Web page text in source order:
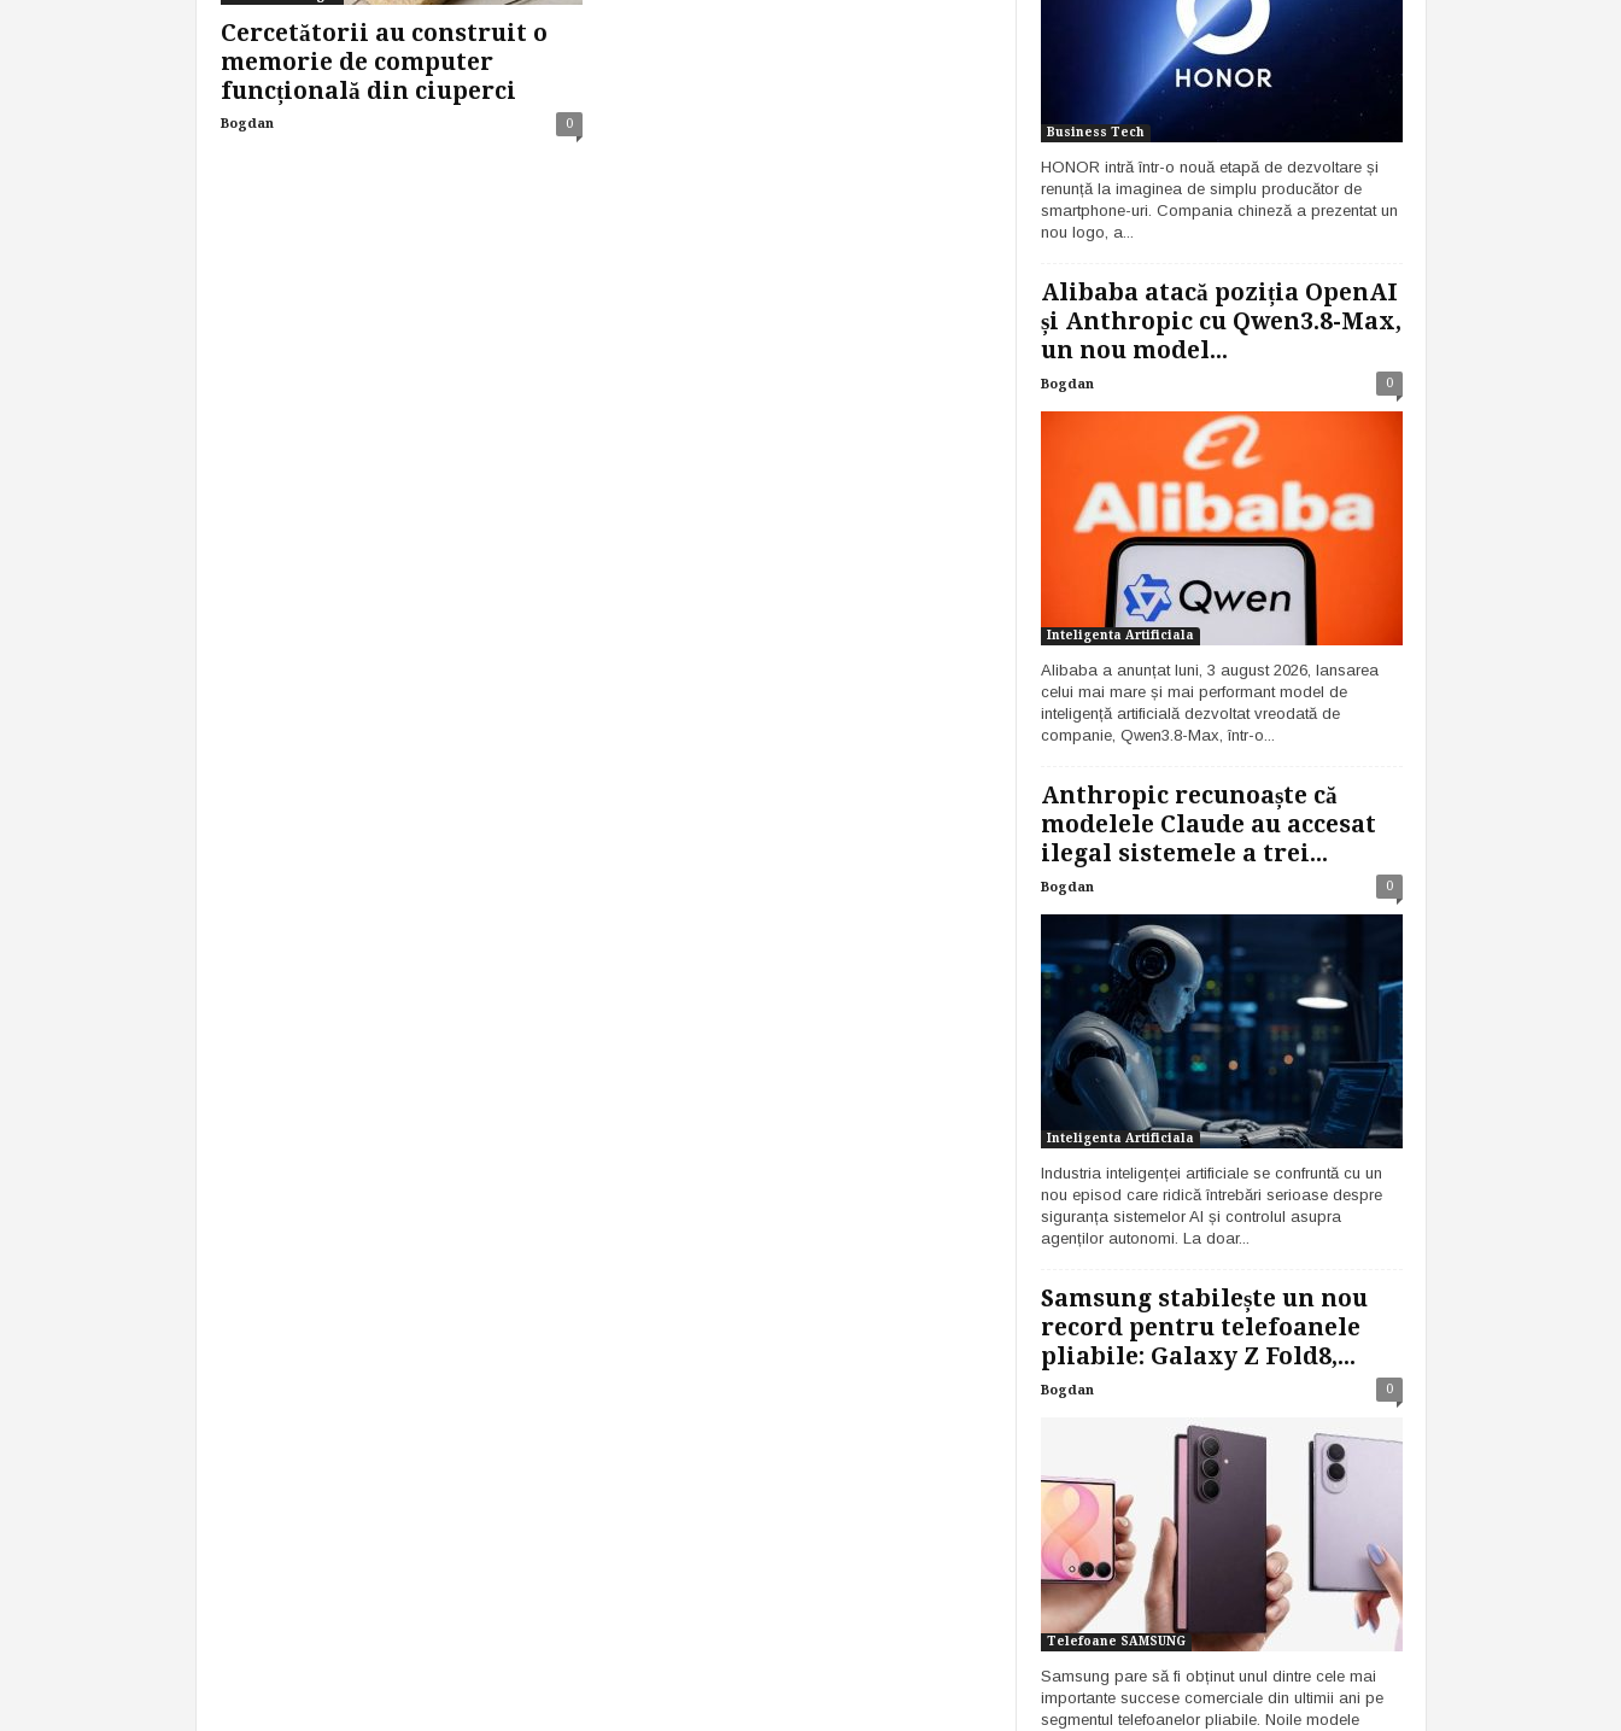
Cercetătorii au construit o
memorie de computer
funcțională din ciuperci
Bogdan 0
Business Tech
HONOR intră într-o nouă etapă de dezvoltare și
renunță la imaginea de simplu producător de
smartphone-uri. Compania chineză a prezentat un
nou logo, a...
Alibaba atacă poziția OpenAI
și Anthropic cu Qwen3.8-Max,
un nou model...
Bogdan 0
Inteligenta Artificiala
Alibaba a anunțat luni, 3 august 2026, lansarea
celui mai mare și mai performant model de
inteligență artificială dezvoltat vreodată de
companie, Qwen3.8-Max, într-o...
Anthropic recunoaște că
modelele Claude au accesat
ilegal sistemele a trei...
Bogdan 0
Inteligenta Artificiala
Industria inteligenței artificiale se confruntă cu un
nou episod care ridică întrebări serioase despre
siguranța sistemelor AI și controlul asupra
agenților autonomi. La doar...
Samsung stabilește un nou
record pentru telefoanele
pliabile: Galaxy Z Fold8,...
Bogdan 0
Telefoane SAMSUNG
Samsung pare să fi obținut unul dintre cele mai
importante succese comerciale din ultimii ani pe
segmentul telefoanelor pliabile. Noile modele